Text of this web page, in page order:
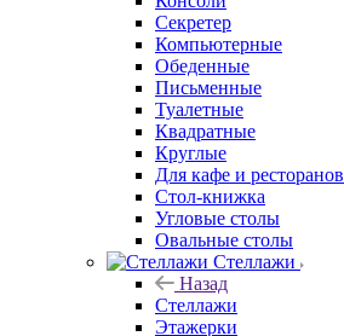
Секретер
Компьютерные
Обеденные
Письменные
Туалетные
Квадратные
Круглые
Для кафе и ресторанов
Стол-книжка
Угловые столы
Овальные столы
Стеллажи
Назад
Стеллажи
Этажерки